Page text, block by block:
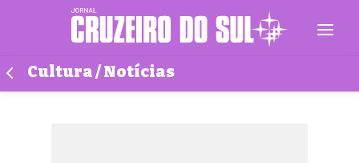
Cultura / Notícias